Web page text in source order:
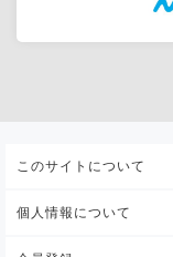
このサイトについて
個人情報について